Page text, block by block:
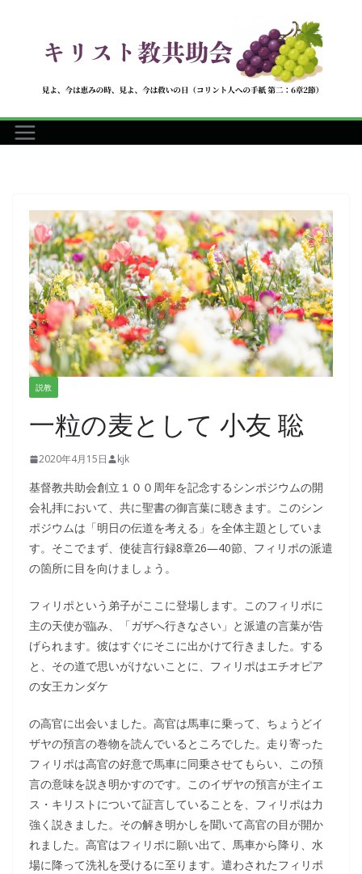
へ
ス
説教
一粒の麦として 小友 聡
2020年4月15日 kjk
基督教共助会創立１００周年を記念するシンポジウムの開
会礼拝において、共に聖書の御言葉に聴きます。このシン
ポジウムは「明日の伝道を考える」を全体主題としていま
す。そこでまず、使徒言行録8章26―40節、フィリポの派遣
の箇所に目を向けましょう。
フィリポという弟子がここに登場します。このフィリポに
主の天使が臨み、「ガザへ行きなさい」と派遣の言葉が告
げられます。彼はすぐにそこに出かけて行きました。する
と、その道で思いがけないことに、フィリポはエチオピア
の女王カンダケ
の高官に出会いました。高官は馬車に乗って、ちょうどイ
ザヤの預言の巻物を読んでいるところでした。走り寄った
フィリポは高官の好意で馬車に同乗させてもらい、この預
言の意味を説き明かすのです。このイザヤの預言が主イエ
ス・キリストについて証言していることを、フィリポは力
強く説きました。その解き明かしを聞いて高官の目が開か
れました。高官はフィリポに願い出て、馬車から降り、水
場に降って洗礼を受けるに至ります。遣わされたフィリポ